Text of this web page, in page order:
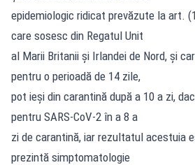
epidemiologic ridicat prevăzute la art.
care sosesc din Regatul Unit
al Marii Britanii și Irlandei de Nord, și
pentru o perioadă de 14 zile,
pot ieși din carantină după a 10 a zi,
pentru SARS-CoV-2 în a 8 a
zi de carantină, iar rezultatul acestuia
prezintă simptomatologie